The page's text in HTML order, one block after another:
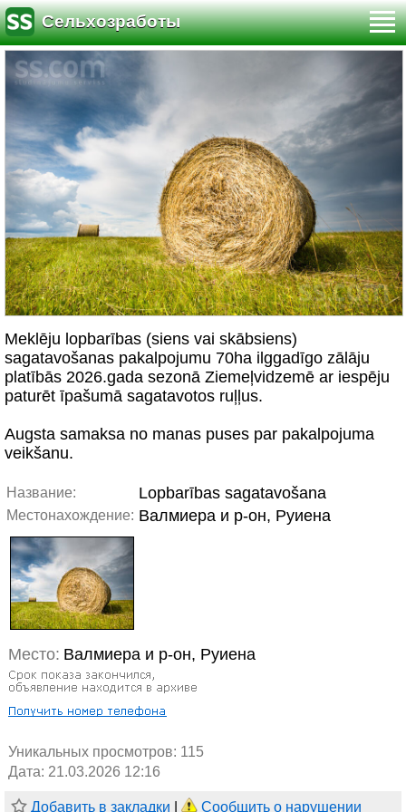
Сельхозработы
Meklēju lopbarības (siens vai skābsiens)
sagatavošanas pakalpojumu 70ha ilggadīgo zālāju
platībās 2026.gada sezonā Ziemeļvidzemē ar iespēju
paturēt īpašumā sagatavotos ruļļus.
Augsta samaksa no manas puses par pakalpojuma
veikšanu.
Название: Lopbarības sagatavošana
Местонахождение: Валмиера и р-он, Руиена
Место: Валмиера и р-он, Руиена
Уникальных просмотров: 115
Дата: 21.03.2026 12:16
Добавить в закладки Сообщить о нарушении